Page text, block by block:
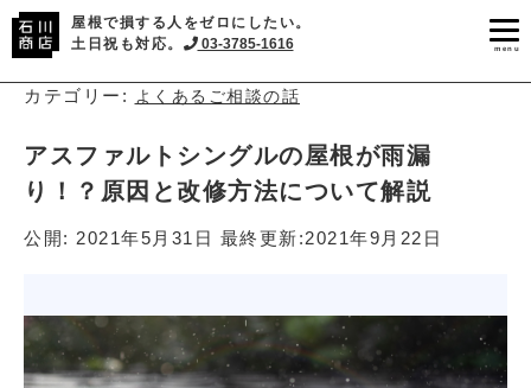
屋根で損する人をゼロにしたい。
土日祝も対応。
03-3785-1616 menu
カテゴリー: よくあるご相談の話
アスファルトシングルの屋根が雨漏
り！？原因と改修方法について解説
公開: 2021年5月31日 最終更新:2021年9月22日